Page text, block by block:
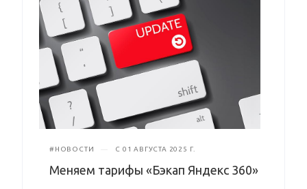
#НОВОСТИ С 01 АВГУСТА 2025 Г.
Меняем тарифы «Бэкап Яндекс 360»